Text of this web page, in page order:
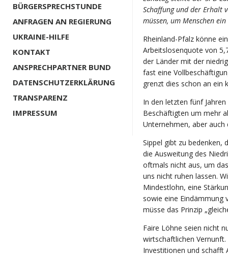
BÜRGERSPRECHSTUNDE
ANFRAGEN AN REGIERUNG
UKRAINE-HILFE
KONTAKT
ANSPRECHPARTNER BUND
DATENSCHUTZERKLÄRUNG
TRANSPARENZ
IMPRESSUM
Schaffung und der Erhalt
müssen, um Menschen
Rheinland-Pfalz könne
Arbeitslosenquote von
der Länder mit der
fast eine
grenzt dies schon an ein
In den letzten fünf
Beschäftigten um mehr
Unternehmen, aber auch
Sippel gibt zu bedenken,
die Ausweitung des
oftmals nicht aus, um
uns nicht ruhen lassen.
Mindestlohn, eine
sowie eine Eindämmung
müsse das Prinzip
Faire Löhne seien nicht
wirtschaftlichen
Investitionen und schafft